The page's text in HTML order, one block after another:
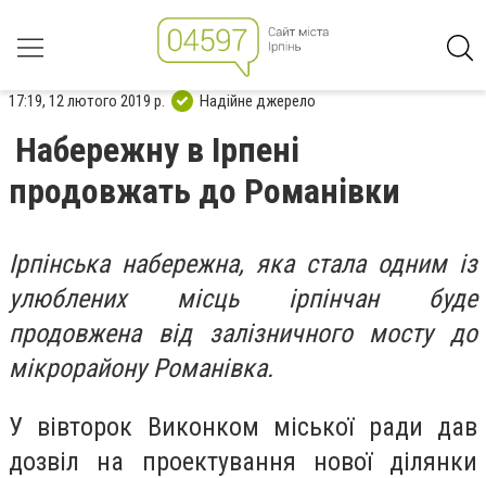
17:19, 12 лютого 2019 р. Надійне джерело
Набережну в Ірпені
продовжать до Романівки
Ірпінська набережна, яка стала одним із
улюблених місць ірпінчан буде
продовжена від залізничного мосту до
мікрорайону Романівка.
У вівторок Виконком міської ради дав
дозвіл на проектування нової ділянки